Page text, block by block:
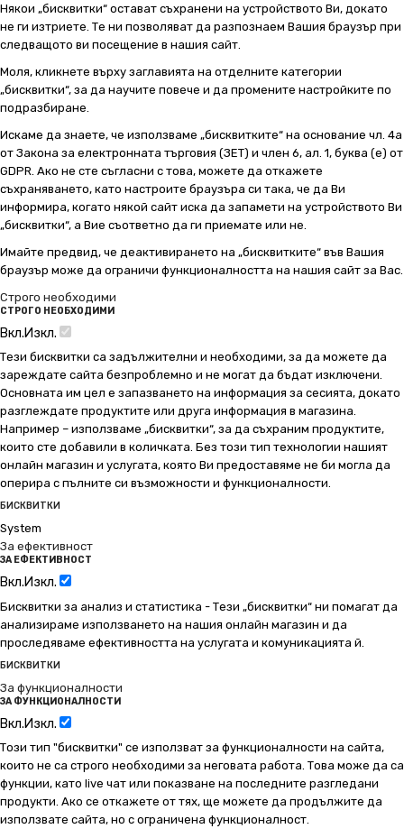
Някои „бисквитки“ остават съхранени на устройството Ви, докато
не ги изтриете. Те ни позволяват да разпознаем Вашия браузър при
следващото ви посещение в нашия сайт.
Моля, кликнете върху заглавията на отделните категории
„бисквитки“, за да научите повече и да промените настройките по
подразбиране.
Искаме да знаете, че използваме „бисквитките“ на основание чл. 4а
от Закона за електронната търговия (ЗЕТ) и член 6, ал. 1, буква (е) от
GDPR. Ако не сте съгласни с това, можете да откажете
съхраняването, като настроите браузъра си така, че да Ви
информира, когато някой сайт иска да запамети на устройството Ви
„бисквитки“, а Вие съответно да ги приемате или не.
Имайте предвид, че деактивирането на „бисквитките“ във Вашия
браузър може да ограничи функционалността на нашия сайт за Вас.
Строго необходими
СТРОГО НЕОБХОДИМИ
Вкл.Изкл.
Тези бисквитки са задължителни и необходими, за да можете да
зареждате сайта безпроблемно и не могат да бъдат изключени.
Основната им цел е запазването на информация за сесията, докато
разглеждате продуктите или друга информация в магазина.
Например – използваме „бисквитки“, за да съхраним продуктите,
които сте добавили в количката. Без този тип технологии нашият
онлайн магазин и услугата, която Ви предоставяме не би могла да
оперира с пълните си възможности и функционалности.
БИСКВИТКИ
System
За ефективност
ЗА ЕФЕКТИВНОСТ
Вкл.Изкл.
Бисквитки за анализ и статистика - Тези „бисквитки“ ни помагат да
анализираме използването на нашия онлайн магазин и да
проследяваме ефективността на услугата и комуникацията й.
БИСКВИТКИ
За функционалности
ЗА ФУНКЦИОНАЛНОСТИ
Вкл.Изкл.
Този тип "бисквитки" се използват за функционалности на сайта,
които не са строго необходими за неговата работа. Това може да са
функции, като live чат или показване на последните разгледани
продукти. Ако се откажете от тях, ще можете да продължите да
използвате сайта, но с ограничена функционалност.